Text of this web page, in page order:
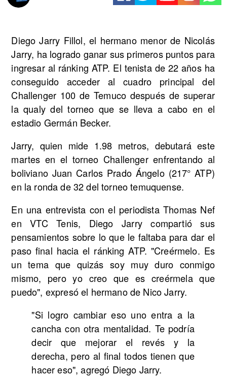
Diego Jarry Fillol, el hermano menor de Nicolás
Jarry, ha logrado ganar sus primeros puntos para
ingresar al ránking ATP. El tenista de 22 años ha
conseguido acceder al cuadro principal del
Challenger 100 de Temuco después de superar
la qualy del torneo que se lleva a cabo en el
estadio Germán Becker.
Jarry, quien mide 1.98 metros, debutará este
martes en el torneo Challenger enfrentando al
boliviano Juan Carlos Prado Ángelo (217° ATP)
en la ronda de 32 del torneo temuquense.
En una entrevista con el periodista Thomas Nef
en VTC Tenis, Diego Jarry compartió sus
pensamientos sobre lo que le faltaba para dar el
paso final hacia el ránking ATP. "Creérmelo. Es
un tema que quizás soy muy duro conmigo
mismo, pero yo creo que es creérmela que
puedo", expresó el hermano de Nico Jarry.
"Si logro cambiar eso uno entra a la
cancha con otra mentalidad. Te podría
decir que mejorar el revés y la
derecha, pero al final todos tienen que
hacer eso", agregó Diego Jarry.